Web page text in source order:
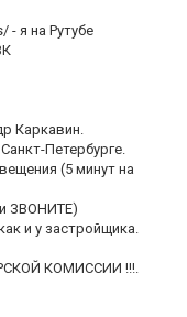
- я на Рутубе
Каркавин.
Петербурге.
(5 минут на
ЗВОНИТЕ)
и у застройщика.
КОМИССИИ !!!.